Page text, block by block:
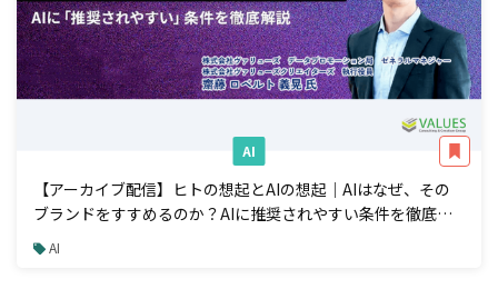
AI
【アーカイブ配信】ヒトの想起とAIの想起｜AIはなぜ、その
ブランドをすすめるのか？AIに推奨されやすい条件を徹底解
説 AI